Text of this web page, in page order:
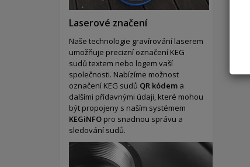
Laserové značení
Naše technologie gravírování laserem
umožňuje precizní označení KEG
sudů textem nebo logem vaší
společnosti. Nabízíme možnost
označení KEG sudů QR kódem a
dalšími přídavnými údaji, které mohou
být propojeny s naším systémem
KEGiNFO pro snadnou správu a
sledování sudů.